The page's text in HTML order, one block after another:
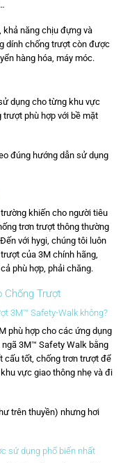
khả năng chịu đựng và
dính chống trượt còn được
hàng hóa, máy móc.
dụng cho từng khu vực
trượt phù hợp với bề mặt
đúng hướng dẫn sử dụng
khiến cho người tiêu
trơn trượt thông thường
với hygi, chúng tôi luôn
của 3M chính hãng,
phù hợp, phải chăng.
Chống Trượt
3M™ Safety-Walk không?
phù hợp cho các ứng dụng
3M™ Safety Walk bằng
cấu tốt, chống trơn trượt để
vực giao thông nhẹ và đi
trên thuyền) nhưng hơi
sử dụng phổ biến nhất